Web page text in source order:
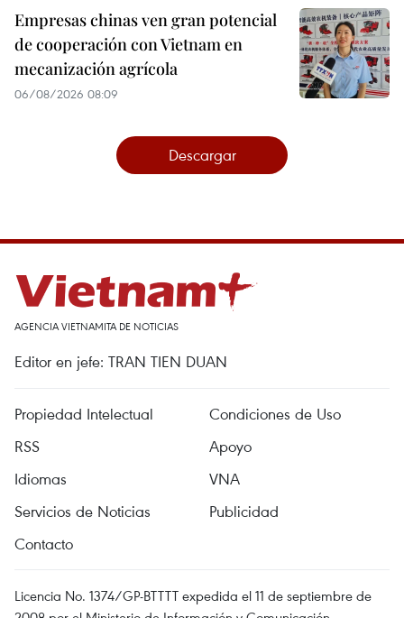
Empresas chinas ven gran potencial
de cooperación con Vietnam en
mecanización agrícola
06/08/2026 08:09
Descargar
AGENCIA VIETNAMITA DE NOTICIAS
Editor en jefe: TRAN TIEN DUAN
Propiedad Intelectual
Condiciones de Uso
RSS
Apoyo
Idiomas
VNA
Servicios de Noticias
Publicidad
Contacto
Licencia No. 1374/GP-BTTTT expedida el 11 de septiembre de